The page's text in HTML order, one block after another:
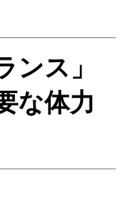
ンス」
な体力